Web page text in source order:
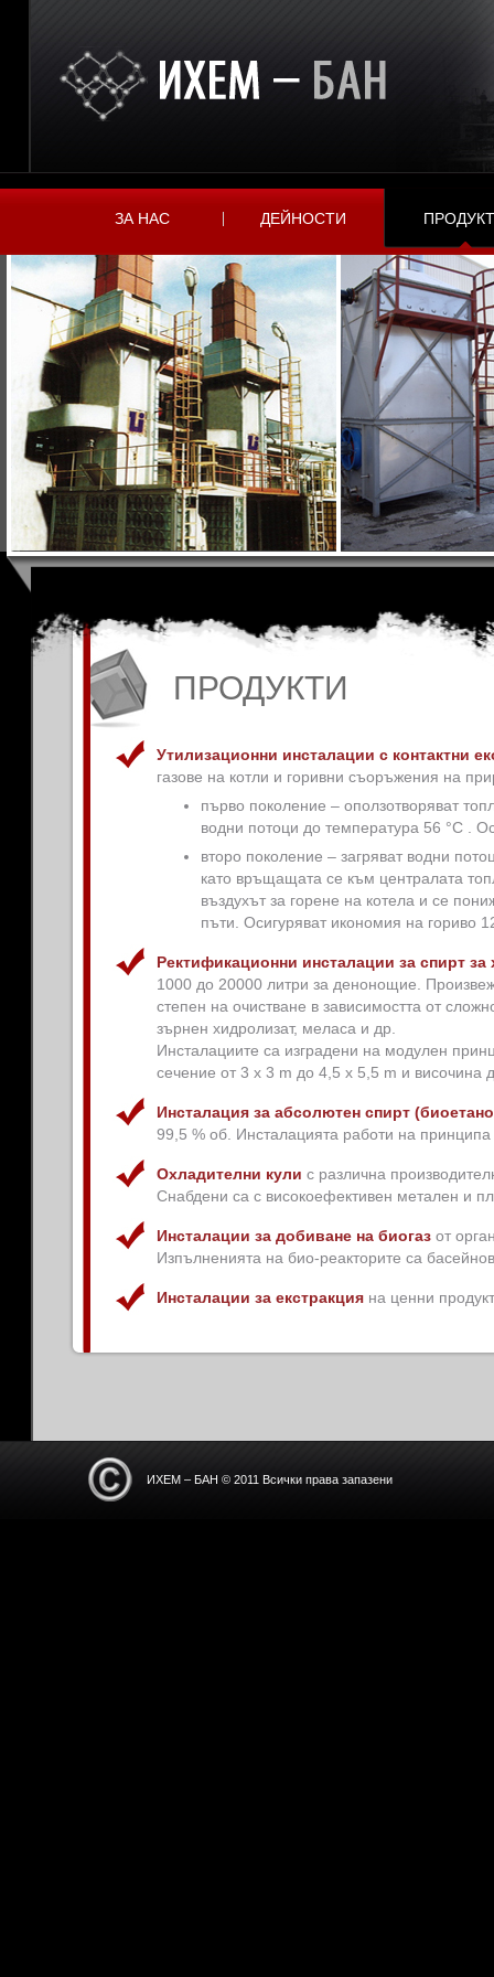
ЗА НАС ДЕЙНОСТИ
ПРОДУКТИ
Утилизационни инсталации с контактни
газове на котли и горивни съоръжения на
първо поколение – оползотворяват
водни потоци до температура 56 °С .
второ поколение – загряват водни
като връщащата се към централата
въздухът за горене на котела и се
пъти. Осигуряват икономия на гориво
Ректификационни инсталации за спирт за
1000 до 20000 литри за денонощие.
степен на очистване в зависимостта от
зърнен хидролизат, меласа и др.
Инсталациите са изградени на модулен
сечение от 3 х 3 m до 4,5 х 5,5 m и височина
Инсталация за абсолютен спирт
99,5 % об. Инсталацията работи на
Охладителни кули с различна
Снабдени са с високоефективен метален и
Инсталации за добиване на биогаз от
Изпълненията на био-реакторите са
Инсталации за екстракция на ценни
ИХЕМ – БАН © 2011 Всички права запазени